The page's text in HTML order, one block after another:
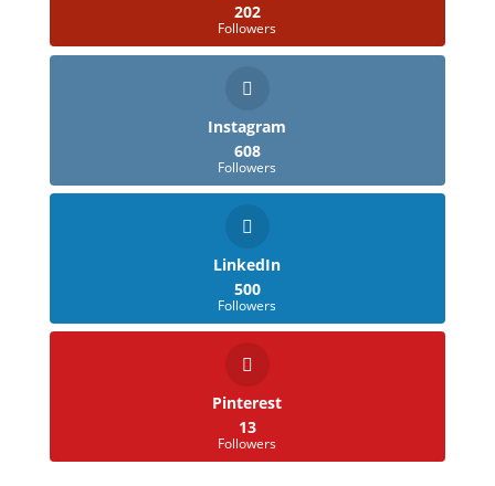
202
Followers
Instagram
608
Followers
LinkedIn
500
Followers
Pinterest
13
Followers